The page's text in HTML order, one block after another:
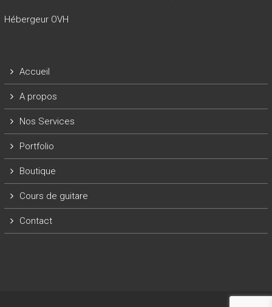
Hébergeur OVH
Accueil
A propos
Nos Services
Portfolio
Boutique
Cours de guitare
Contact